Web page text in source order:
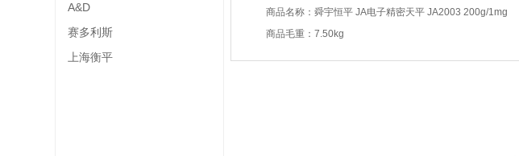
A&D
赛多利斯
上海衡平
商品名称：舜宇恒平 JA电子精密天平 JA2003 200g/1mg
商品毛重：7.50kg